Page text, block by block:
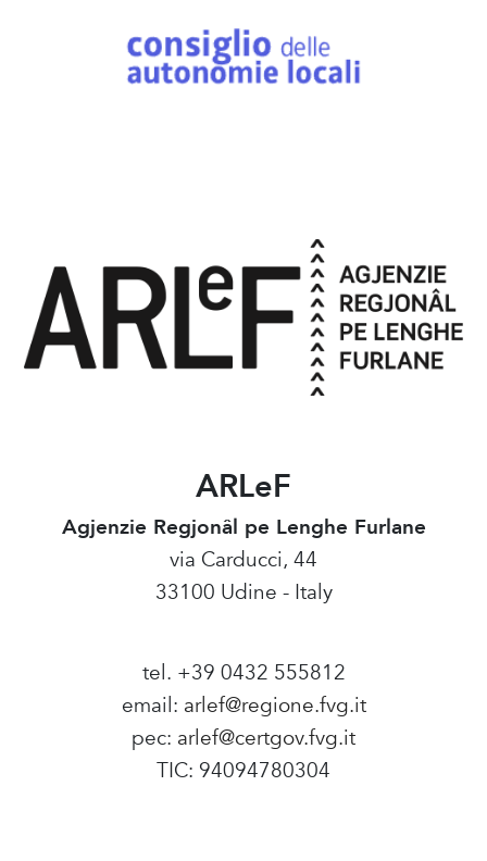
ARLeF
Agjenzie Regjonâl pe Lenghe Furlane
via Carducci, 44
33100 Udine - Italy
tel. +39 0432 555812
email: arlef@regione.fvg.it
pec: arlef@certgov.fvg.it
TIC: 94094780304